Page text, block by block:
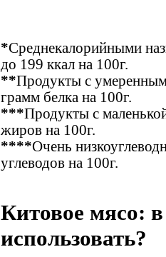
*Среднекалорийными
до 199 ккал на 100г.
**Продукты с
грамм белка на 100г.
***Продукты с
жиров на 100г.
****Очень
углеводов на 100г.
Китовое мясо:
использовать?